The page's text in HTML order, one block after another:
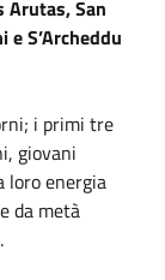
Arutas, San
S’Archeddu
i primi tre
giovani
loro energia
da metà